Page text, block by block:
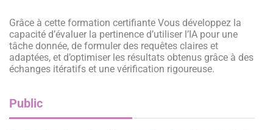
Grâce à cette formation certifiante Vous développez la
capacité d’évaluer la pertinence d’utiliser l’IA pour une
tâche donnée, de formuler des requêtes claires et
adaptées, et d’optimiser les résultats obtenus grâce à des
échanges itératifs et une vérification rigoureuse.
Public